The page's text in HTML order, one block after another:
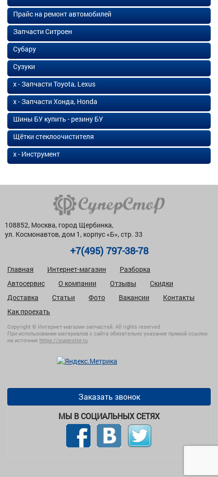
Прайс на ремонт автомобилей
Запчасти Ситроен
Субару
Сузуки
х - Запчасти Toyota, Lexus
х - Запчасти Хонда, Honda
Шины БУ купить - резину БУ
Щётки стеклоочистителя
х - Инструмент
108852, Москва, город Щербинка,
ул. Космонавтов, дом 1, корпус «Б», стр. 33
+7(495) 797-38-78
Главная Интернет-магазин
Разборка
Автосервис
О компании Отзывы
Скидки
Доставка
Статьи Фото Вакансии
Контакты
Как проехать
Copyright © Интернет-магазин запчастей. All rights reserved
При использовании материалов с сайта обязательно указание прямой ссылки
на источник https://superstor.ru.
Заказать звонок
МЫ В СОЦИАЛЬНЫХ СЕТЯХ